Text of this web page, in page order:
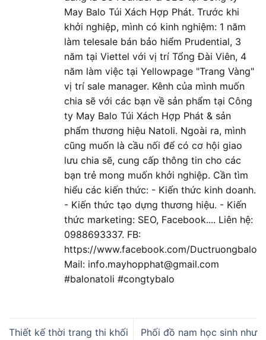
May Balo Túi Xách Hợp Phát. Trước khi
khởi nghiệp, mình có kinh nghiệm: 1 năm
làm telesale bán bảo hiểm Prudential, 3
năm tại Viettel với vị trí Tổng Đài Viên, 4
năm làm việc tại Yellowpage "Trang Vàng"
vị trí sale manager. Kênh của mình muốn
chia sẽ với các bạn về sản phẩm tại Công
ty May Balo Túi Xách Hợp Phát & sản
phẩm thương hiệu Natoli. Ngoài ra, mình
cũng muốn là cầu nối để có cơ hội giao
lưu chia sẽ, cung cấp thông tin cho các
bạn trẻ mong muốn khởi nghiệp. Cần tìm
hiểu các kiến thức: - Kiến thức kinh doanh.
- Kiến thức tạo dựng thương hiệu. - Kiến
thức marketing: SEO, Facebook.... Liên hệ:
0988693337. FB:
https://www.facebook.com/Ductruongbalo
Mail: info.mayhopphat@gmail.com
#balonatoli #congtybalo
Thiết kế thời trang thi khối
Phối đồ nam học sinh như